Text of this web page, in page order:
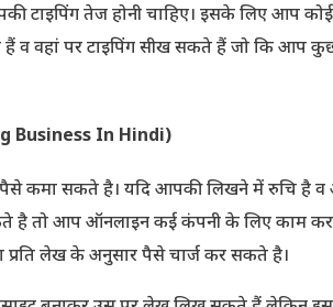
टाइपिंग तेज होनी चाहिए। इसके लिए आप कोई
व वहां पर टाइपिंग सीख सकते हैं जो कि आप
Business In Hindi)
कमा सकते है। यदि आपकी लिखने में रुचि है
है तो आप ऑनलाइन कई कंपनी के लिए काम कर
लेख के अनुसार पैसे चार्ज कर सकते है।